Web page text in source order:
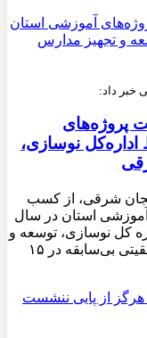
خبر داد:
پروژه‌های
در سال ۱۴۰۴ توسط اداره‌کل نوسازی،
شرقی، از کسب
استان در سال
کل نوسازی، توسعه و
تجهیز مدارس خبر داد و این دستاورد را موفقیتی بی‌سابقه در ۱۵